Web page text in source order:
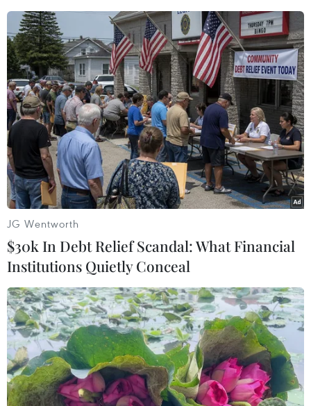
Chương trình quy tụ dàn nghệ sỹ được khán giả yêu mến ở đa
dạng dòng nhạc: Noo Phước Thịnh, Vũ Cát Tường, Phan Mạnh
Quỳnh, Bùi Công Nam, Phương Ly, Hương Tràm, Vũ., RHYDER,
Han Sara, Vinh Khuất, MAYDAYs… Nhiều công nghệ trình diễn
hiện đại, thiết bị tối tân được ứng dụng, tạo nên bữa tiệc âm
nhạc–nghệ thuật sôi động. (Ảnh: CTV/Vietnam+)
Vũ Cát Tường cùng vũ đoàn thể hiện bài hát "Ngàn ước mơ
Việt Nam." (Ảnh: CTV/Vietnam+)
JG Wentworth
$30k In Debt Relief Scandal: What Financial
Institutions Quietly Conceal